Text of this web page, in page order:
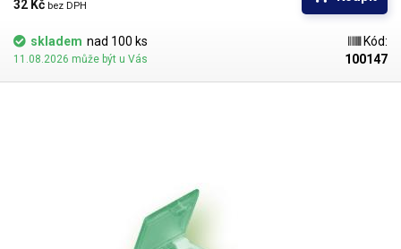
32 Kč bez DPH
skladem nad 100 ks
11.08.2026 může být u Vás
Kód:
100147